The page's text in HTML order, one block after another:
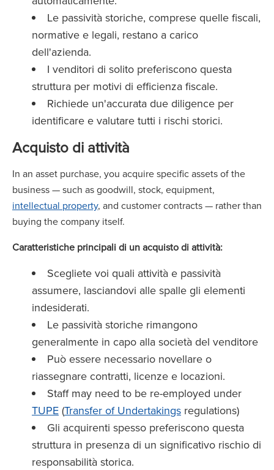
Le passività storiche, comprese quelle fiscali,
normative e legali, restano a carico
dell'azienda.
I venditori di solito preferiscono questa
struttura per motivi di efficienza fiscale.
Richiede un'accurata due diligence per
identificare e valutare tutti i rischi storici.
Acquisto di attività
In an asset purchase, you acquire specific assets of the
business — such as goodwill, stock, equipment,
intellectual property, and customer contracts — rather than
buying the company itself.
Caratteristiche principali di un acquisto di attività:
Scegliete voi quali attività e passività
assumere, lasciandovi alle spalle gli elementi
indesiderati.
Le passività storiche rimangono
generalmente in capo alla società del venditore
Può essere necessario novellare o
riassegnare contratti, licenze e locazioni.
Staff may need to be re-employed under
TUPE (Transfer of Undertakings regulations)
Gli acquirenti spesso preferiscono questa
struttura in presenza di un significativo rischio di
responsabilità storica.